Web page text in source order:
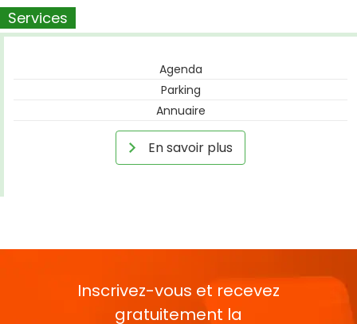
Services
Agenda
Parking
Annuaire
En savoir plus
Inscrivez-vous et recevez
gratuitement la